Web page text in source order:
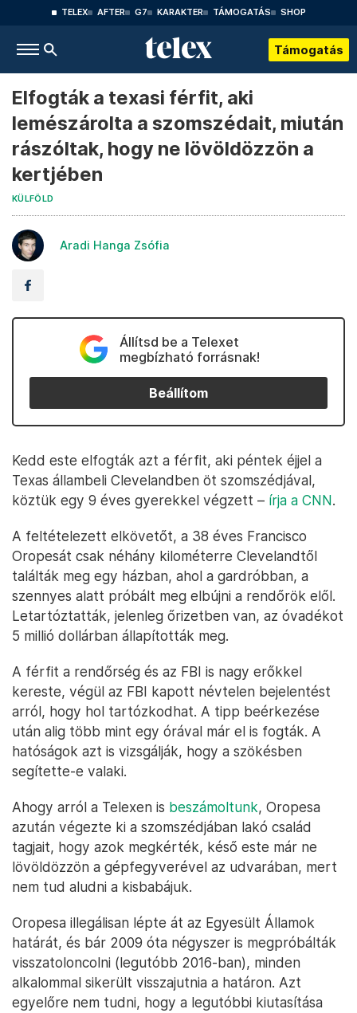
TELEX AFTER G7 KARAKTER TÁMOGATÁS SHOP
Támogatás
Elfogták a texasi férfit, aki
lemészárolta a szomszédait, miután
rászóltak, hogy ne lövöldözzön a
kertjében
KÜLFÖLD
Aradi Hanga Zsófia
Állítsd be a Telexet
megbízható forrásnak!
Beállítom
Kedd este elfogták azt a férfit, aki péntek éjjel a
Texas állambeli Clevelandben öt szomszédjával,
köztük egy 9 éves gyerekkel végzett – írja a CNN.
A feltételezett elkövetőt, a 38 éves Francisco
Oropesát csak néhány kilométerre Clevelandtől
találták meg egy házban, ahol a gardróbban, a
szennyes alatt próbált meg elbújni a rendőrök elől.
Letartóztatták, jelenleg őrizetben van, az óvadékot
5 millió dollárban állapították meg.
A férfit a rendőrség és az FBI is nagy erőkkel
kereste, végül az FBI kapott névtelen bejelentést
arról, hogy hol tartózkodhat. A tipp beérkezése
után alig több mint egy órával már el is fogták. A
hatóságok azt is vizsgálják, hogy a szökésben
segítette-e valaki.
Ahogy arról a Telexen is beszámoltunk, Oropesa
azután végezte ki a szomszédjában lakó család
tagjait, hogy azok megkérték, késő este már ne
lövöldözzön a gépfegyverével az udvarában, mert
nem tud aludni a kisbabájuk.
Oropesa illegálisan lépte át az Egyesült Államok
határát, és bár 2009 óta négyszer is megpróbálták
visszatoloncolni (legutóbb 2016-ban), minden
alkalommal sikerült visszajutnia a határon. Azt
egyelőre nem tudni, hogy a legutóbbi kiutasítása